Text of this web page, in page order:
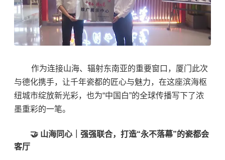
作为连接山海、辐射东南亚的重要窗口，厦门此次
与德化携手，让千年瓷都的匠心与魅力，在这座滨海枢
纽城市绽放新光彩，也为“中国白”的全球传播写下了浓
墨重彩的一笔。
🤝 山海同心｜强强联合，打造“永不落幕”的瓷都会
客厅